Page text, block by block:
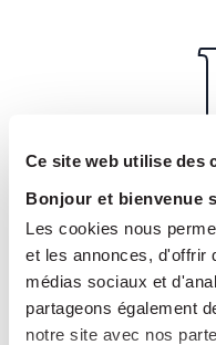
Ce site web utilise des
Bonjour et bienvenue
Les cookies nous
et les annonces, d'offrir
médias sociaux et
partageons également
notre site avec nos